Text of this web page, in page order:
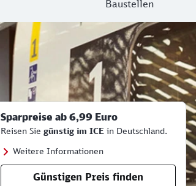
Baustellen
Sparpreise ab 6,99 Euro
Reisen Sie günstig im ICE in Deutschland.
Weitere Informationen
Günstigen Preis finden